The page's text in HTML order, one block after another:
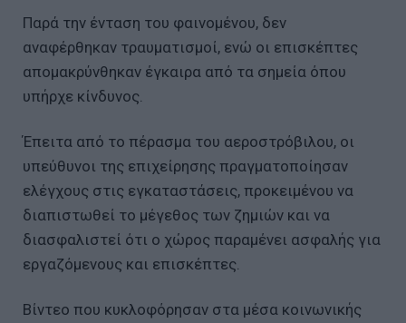
Παρά την ένταση του φαινομένου, δεν
αναφέρθηκαν τραυματισμοί, ενώ οι επισκέπτες
απομακρύνθηκαν έγκαιρα από τα σημεία όπου
υπήρχε κίνδυνος.
Έπειτα από το πέρασμα του αεροστρόβιλου, οι
υπεύθυνοι της επιχείρησης πραγματοποίησαν
ελέγχους στις εγκαταστάσεις, προκειμένου να
διαπιστωθεί το μέγεθος των ζημιών και να
διασφαλιστεί ότι ο χώρος παραμένει ασφαλής για
εργαζόμενους και επισκέπτες.
Βίντεο που κυκλοφόρησαν στα μέσα κοινωνικής